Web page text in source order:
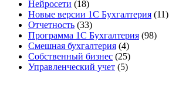
Нейросети (18)
Новые версии 1С Бухгалтерия (11)
Отчетность (33)
Программа 1С Бухгалтерия (98)
Смешная бухгалтерия (4)
Собственный бизнес (25)
Управленческий учет (5)